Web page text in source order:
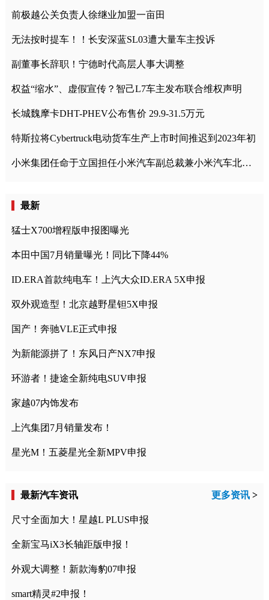
前极越公关负责人徐继业加盟一亩田
无法按时提车！！长安深蓝SL03遭大量车主投诉
副董事长辞职！宁德时代高层人事大调整
权益“缩水”、虚假宣传？智己L7车主发布联合维权声明
长城魏摩卡DHT-PHEV公布售价 29.9-31.5万元
特斯拉将Cybertruck电动货车生产上市时间推迟到2023年初
小米集团任命于立国担任小米汽车副总裁兼小米汽车北京总部政委
最新
猛士X700增程版申报图曝光
本田中国7月销量曝光！同比下降44%
ID.ERA首款纯电车！上汽大众ID.ERA 5X申报
双外观造型！北京越野星钽5X申报
国产！奔驰VLE正式申报
为新能源拼了！东风日产NX7申报
环游者！捷途全新纯电SUV申报
家越07内饰发布
上汽集团7月销量发布！
星光M！五菱星光全新MPV申报
最新汽车资讯 更多资讯 >
尺寸全面加大！星越L PLUS申报
全新宝马iX3长轴距版申报！
外观大调整！新款海豹07申报
smart精灵#2申报！